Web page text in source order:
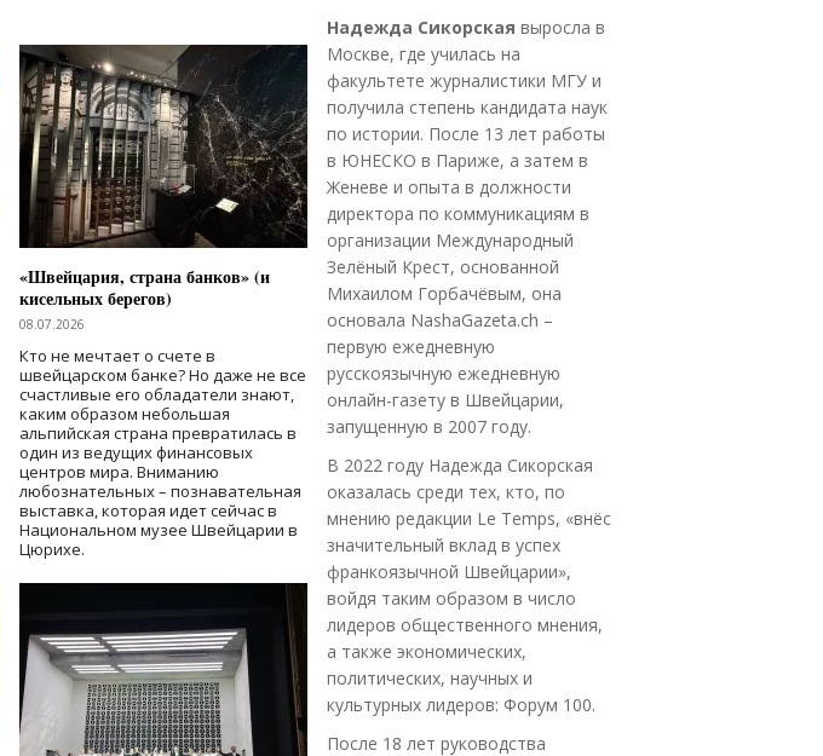
«Швейцария, страна банков» (и
кисельных берегов)
08.07.2026
Кто не мечтает о счете в
швейцарском банке? Но даже не все
счастливые его обладатели знают,
каким образом небольшая
альпийская страна превратилась в
один из ведущих финансовых
центров мира. Вниманию
любознательных – познавательная
выставка, которая идет сейчас в
Национальном музее Швейцарии в
Цюрихе.
Надежда Сикорская выросла в
Москве, где училась на
факультете журналистики МГУ и
получила степень кандидата наук
по истории. После 13 лет работы
в ЮНЕСКО в Париже, а затем в
Женеве и опыта в должности
директора по коммуникациям в
организации Международный
Зелёный Крест, основанной
Михаилом Горбачёвым, она
основала NashaGazeta.ch –
первую ежедневную
русскоязычную ежедневную
онлайн-газету в Швейцарии,
запущенную в 2007 году.
В 2022 году Надежда Сикорская
оказалась среди тех, кто, по
мнению редакции Le Temps, «внёс
значительный вклад в успех
франкоязычной Швейцарии»,
войдя таким образом в число
лидеров общественного мнения,
а также экономических,
политических, научных и
культурных лидеров: Форум 100.
После 18 лет руководства